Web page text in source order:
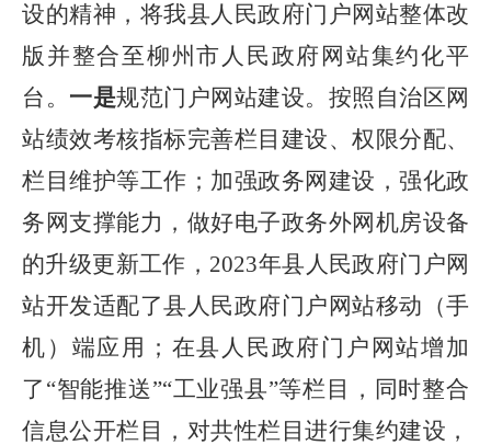
设的精神，将我县人民政府门户网站整体改
版并整合至柳州市人民政府网站集约化平
台。 一是规范门户网站建设。 按照自治区网
站绩效考核指标完善栏目建设、权限分配、
栏目维护等工作； 加强政务网建设，强化政
务网支撑能力，做好电子政务外网机房设备
的升级更新工作，2023年县人民政府门户网
站开发适配了县人民政府门户网站移动（手
机）端应用；在县人民政府门户网站增加
了“智能推送”“工业强县”等栏目，同时整合
信息公开栏目，对共性栏目进行集约建设，